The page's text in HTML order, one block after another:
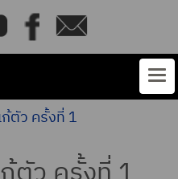
ตัว ครั้งที่ 1